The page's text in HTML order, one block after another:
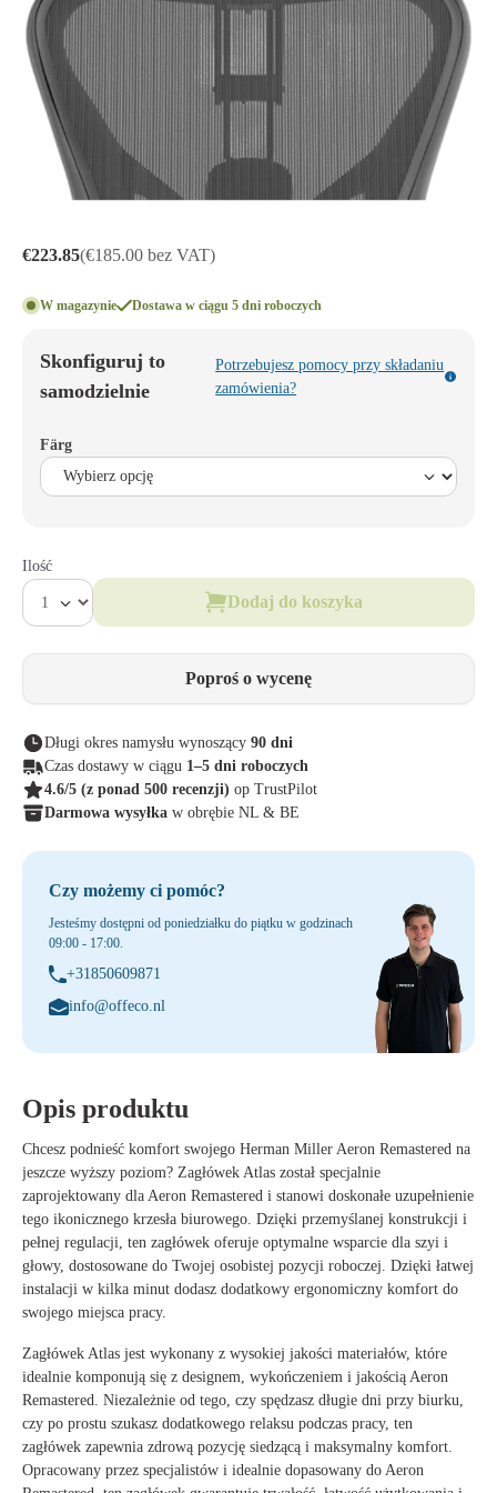
€223.85(€185.00 bez VAT)
W magazynie Dostawa w ciągu 5 dni roboczych
Skonfiguruj to
samodzielnie
Potrzebujesz pomocy przy składaniu
zamówienia?
Färg
Ilość
Dodaj do koszyka
Poproś o wycenę
Długi okres namysłu wynoszący 90 dni
Czas dostawy w ciągu 1–5 dni roboczych
4.6/5 (z ponad 500 recenzji) op TrustPilot
Darmowa wysyłka w obrębie NL & BE
Czy możemy ci pomóc?
Jesteśmy dostępni od poniedziałku do piątku w godzinach
09:00 - 17:00.
+31850609871
info@offeco.nl
Opis produktu
Chcesz podnieść komfort swojego Herman Miller Aeron Remastered na
jeszcze wyższy poziom? Zagłówek Atlas został specjalnie
zaprojektowany dla Aeron Remastered i stanowi doskonałe uzupełnienie
tego ikonicznego krzesła biurowego. Dzięki przemyślanej konstrukcji i
pełnej regulacji, ten zagłówek oferuje optymalne wsparcie dla szyi i
głowy, dostosowane do Twojej osobistej pozycji roboczej. Dzięki łatwej
instalacji w kilka minut dodasz dodatkowy ergonomiczny komfort do
swojego miejsca pracy.
Zagłówek Atlas jest wykonany z wysokiej jakości materiałów, które
idealnie komponują się z designem, wykończeniem i jakością Aeron
Remastered. Niezależnie od tego, czy spędzasz długie dni przy biurku,
czy po prostu szukasz dodatkowego relaksu podczas pracy, ten
zagłówek zapewnia zdrową pozycję siedzącą i maksymalny komfort.
Opracowany przez specjalistów i idealnie dopasowany do Aeron